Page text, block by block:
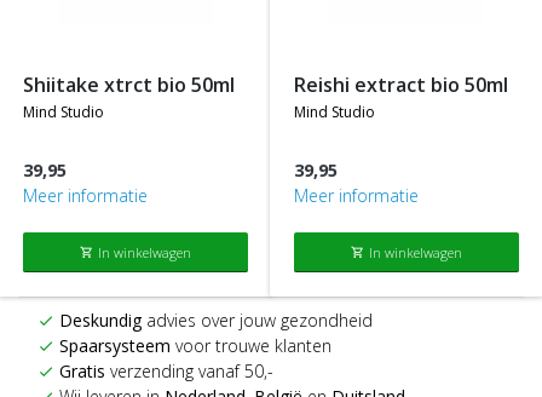
shiitake xtrct bio 50ml
mind studio
39,95
Meer informatie
shopping_cart In winkelwagen
reishi extract bio 50ml
mind studio
39,95
Meer informatie
shopping_cart In winkelwagen
check Deskundigadvies over jouw gezondheid
check Spaarsysteem voor trouwe klanten
check Gratis verzending vanaf 50,-